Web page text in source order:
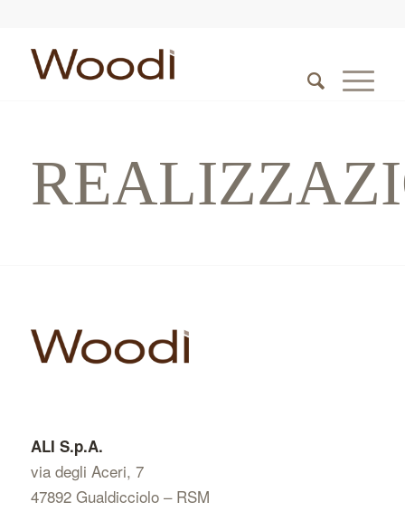
ALI S.p.A.
via degli Aceri, 7
47892 Gualdicciolo – RSM